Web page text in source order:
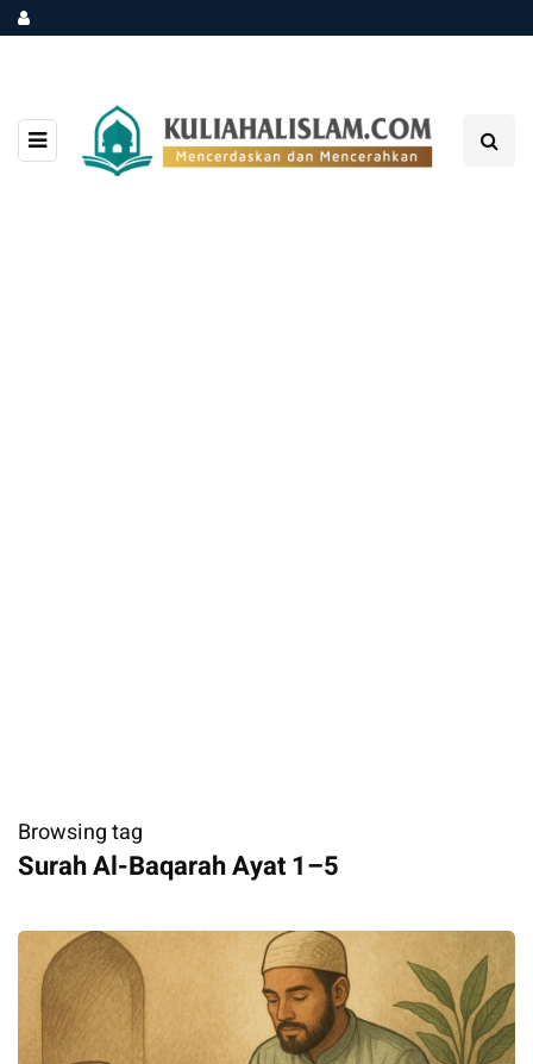
Browsing tag
Surah Al-Baqarah Ayat 1–5